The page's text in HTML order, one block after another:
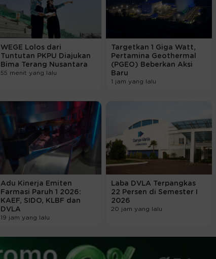
WEGE Lolos dari
Tuntutan PKPU Diajukan
Bima Terang Nusantara
55 menit yang lalu
Targetkan 1 Giga Watt,
Pertamina Geothermal
(PGEO) Beberkan Aksi
Baru
1 jam yang lalu
Adu Kinerja Emiten
Farmasi Paruh 1 2026:
KAEF, SIDO, KLBF dan
DVLA
19 jam yang lalu
Laba DVLA Terpangkas
22 Persen di Semester I
2026
20 jam yang lalu